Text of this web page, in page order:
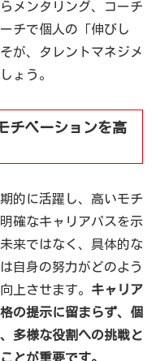
メンタリング、コーチ
チで個人の「伸びし
が、タレントマネジメ
ょう。
チベーションを高
的に活躍し、高いモチ
確なキャリアパスを示
来ではなく、具体的な
自身の努力がどのよう
上させます。 キャリア
の提示に留まらず、個
多様な役割への挑戦と
とが重要です。